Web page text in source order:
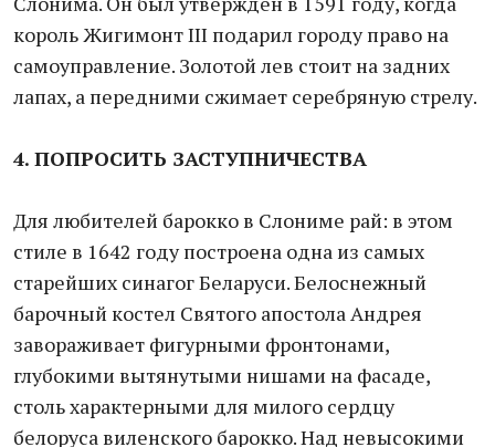
король Жигимонт III подарил городу право на
самоуправление. Золотой лев стоит на задних
лапах, а передними сжимает серебряную стрелу.
4. ПОПРОСИТЬ ЗАСТУПНИЧЕСТВА
Для любителей барокко в Слониме рай: в этом
стиле в 1642 году построена одна из самых
старейших синагог Беларуси. Белоснежный
барочный костел Святого апостола Андрея
завораживает фигурными фронтонами,
глубокими вытянутыми нишами на фасаде,
столь характерными для милого сердцу
белоруса виленского барокко. Над невысокими